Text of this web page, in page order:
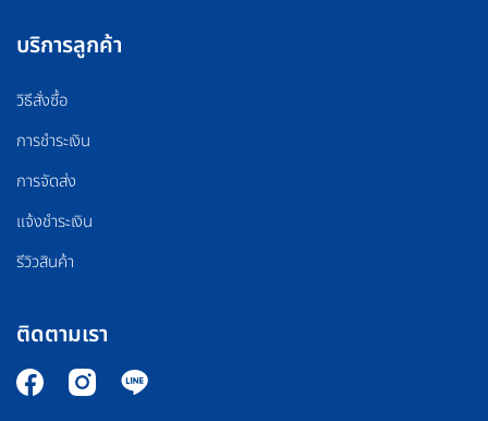
บริการลูกค้า
วิธีสั่งซื้อ
การชำระเงิน
การจัดส่ง
แจ้งชำระเงิน
รีวิวสินค้า
ติดตามเรา